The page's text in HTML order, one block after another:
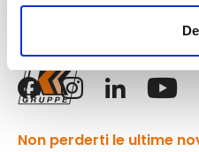
Non perderti le ultime
Seguici!